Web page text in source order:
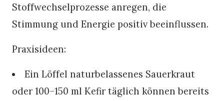
Stoffwechselprozesse anregen, die
Stimmung und Energie positiv beeinflussen.
Praxisideen:
Ein Löffel naturbelassenes Sauerkraut
oder 100–150 ml Kefir täglich können bereits